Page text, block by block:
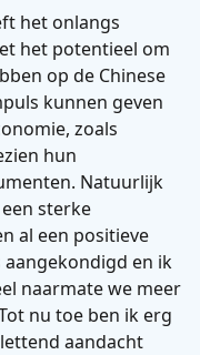
het onlangs
het potentieel om
op de Chinese
kunnen geven
zoals
hun
Natuurlijk
sterke
al een positieve
en ik
naarmate we meer
nu toe ben ik erg
aandacht